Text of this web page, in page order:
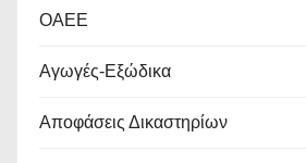
OAEE
Αγωγές-Εξώδικα
Αποφάσεις Δικαστηρίων